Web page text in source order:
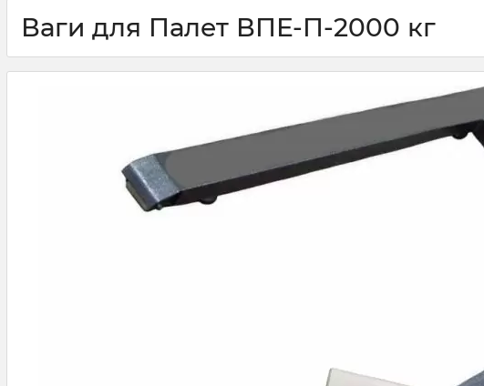
Ваги для Палет ВПЕ-П-2000 кг